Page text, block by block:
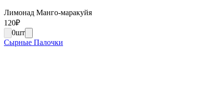
Лимонад Манго-маракуйя
120₽
0шт
Сырные Палочки